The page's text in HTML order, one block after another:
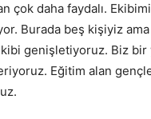
çok daha faydalı.
Burada beş kişiyiz
genişletiyoruz. Biz bir
Eğitim alan